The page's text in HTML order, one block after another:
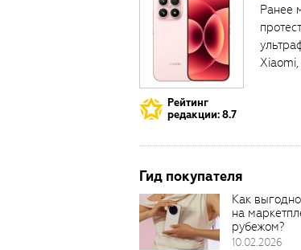
Рейтинг
редакции: 8.7
Ранее
Гид покупателя
Как
на
рубежом?
10.02.2026